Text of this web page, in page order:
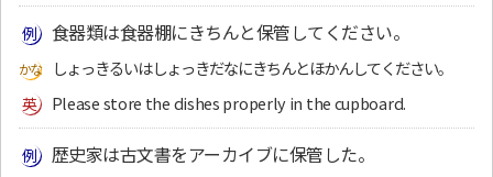
食器類は食器棚にきちんと保管してください。
しょっきるいはしょっきだなにきちんとほかんしてください。
Please store the dishes properly in the cupboard.
歴史家は古文書をアーカイブに保管した。